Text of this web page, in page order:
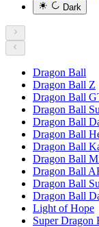
Dark
Dragon Ball
Dragon Ball Z
Dragon Ball
Dragon Ball
Dragon Ball
Dragon Ball
Dragon Ball
Dragon Ball
Dragon Ball
Dragon Ball
Dragon Ball
Light of Hope
Super Dragon